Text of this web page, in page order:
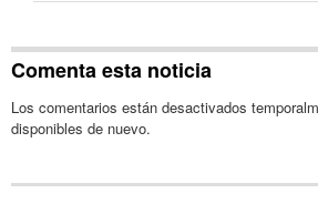
Comenta esta noticia
Los comentarios están desactivados
disponibles de nuevo.